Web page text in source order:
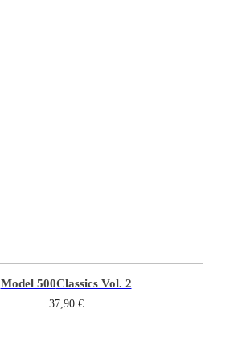
Model 500Classics Vol. 2
37,90 €